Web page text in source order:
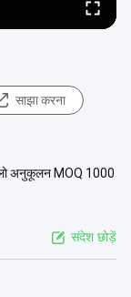
साझा करना
अनुकूलन MOQ 1000
संदेश छोड़ें